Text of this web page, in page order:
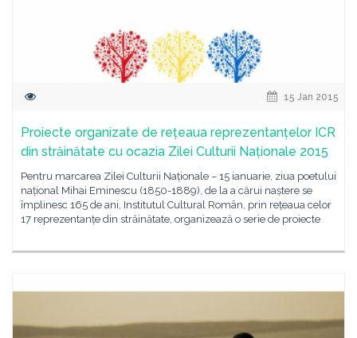
15 Jan 2015
Proiecte organizate de rețeaua reprezentanțelor ICR
din străinătate cu ocazia Zilei Culturii Naționale 2015
Pentru marcarea Zilei Culturii Naționale – 15 ianuarie, ziua poetului
național Mihai Eminescu (1850-1889), de la a cărui naștere se
împlinesc 165 de ani, Institutul Cultural Român, prin rețeaua celor
17 reprezentanțe din străinătate, organizează o serie de proiecte